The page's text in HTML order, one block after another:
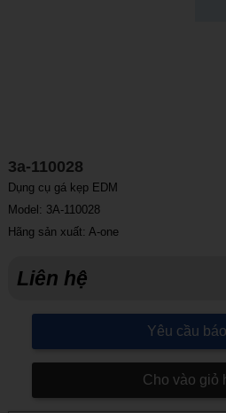
3a-110028
Dụng cụ gá kẹp EDM
Model: 3A-110028
Hãng sản xuất: A-one
Liên hệ
Yêu cầu
Cho vào giỏ